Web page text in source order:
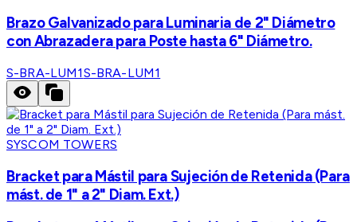
Brazo Galvanizado para Luminaria de 2" Diámetro
con Abrazadera para Poste hasta 6" Diámetro.
S-BRA-LUM1S-BRA-LUM1
SYSCOM TOWERS
Bracket para Mástil para Sujeción de Retenida (Para
mást. de 1" a 2" Diam. Ext.)